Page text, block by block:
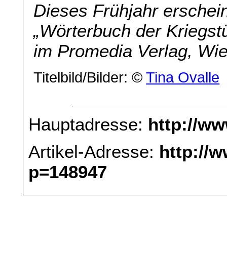
Dieses Frühjahr
„Wörterbuch der
im Promedia Verlag,
Titelbild/Bilder: ©Tina Ovalle
Hauptadresse: http://
Artikel-Adresse: http://
p=148947